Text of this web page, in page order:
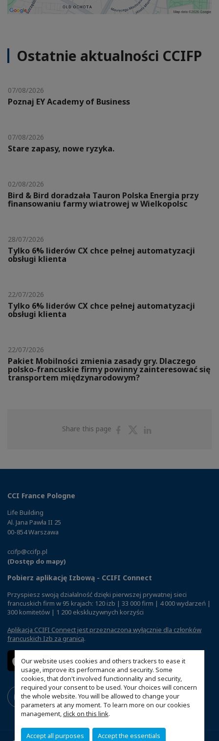
Our website uses cookies and others trackers to ease it
usage, improve its performance and security. Some
cookies, that don't involved functionnality and security,
required your consent to be used. Your choices will concern
the whole website. You will be allowed to change your
parameters at any moment. To learn more on our cookies
management,click on this link.
Accept all purposes Accept the essentials
Ostatnie aktualności CCIFP
07/08/2026
Poznaj EY Academy of Business
07/08/2026
Stare zapasy, nowe ryzyka.
02/08/2026
Bird & Bird doradzała Tauron Polska Energia przy
finansowaniu farmy wiatrowej w Wielkopolsc
28/07/2026
Tylko 6% liderów CX chce pełnej automatyzacji
obsługi klienta
22/07/2026
Tylko 6% liderów CX chce pełnej automatyzacji
obsługi klienta
22/07/2026
Pakiet Mobilności zmienia zasady gry. Dlaczego
polsko-francuskie firmy powinny zainteresować się
transportem międzynarodowym?
Share this page
ShareShare
CCI France Pologne
Life Building
Al. Jana Pawła II 25
00-854 Warszawa
ccifp@ccifp.pl
(Dostęp do mapy)
Pobierz aplikację Izbową - CCIFI Connect
Przyspiesz swoją działalność dzięki pierwszej prywatnej sieci
francuskich firm w 95 krajach: 120 izb | 33 000 firm | 4 000 wydarzeń |
300 komitetów | 1 200 ekskluzywnych korzyści
Aplikacja CCIFI Connect jest przeznaczona wyłącznie dla członków
francuskich Izb za granicą.